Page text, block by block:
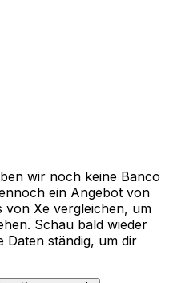
wir noch keine Banco
ein Angebot von
von Xe vergleichen, um
Schau bald wieder
Daten ständig, um dir